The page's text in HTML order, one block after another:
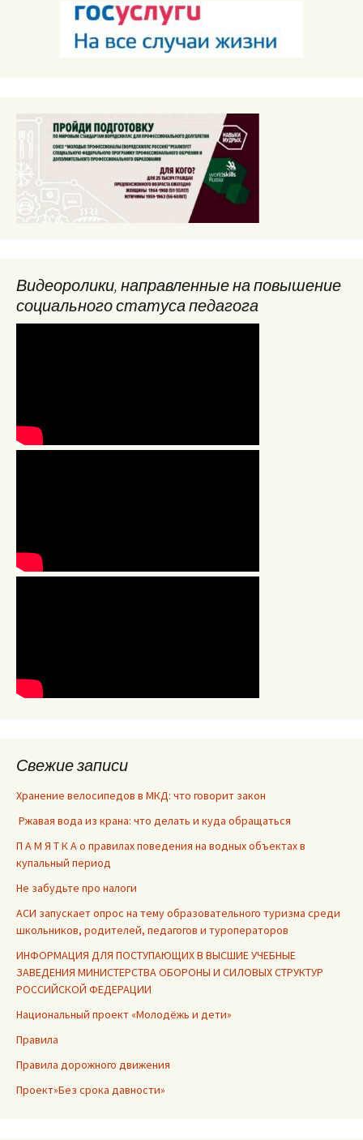
Видеоролики, направленные на повышение
социального статуса педагога
Свежие записи
Хранение велосипедов в МКД: что говорит закон
Ржавая вода из крана: что делать и куда обращаться
П А М Я Т К А о правилах поведения на водных объектах в
купальный период
Не забудьте про налоги
АСИ запускает опрос на тему образовательного туризма среди
школьников, родителей, педагогов и туроператоров
ИНФОРМАЦИЯ ДЛЯ ПОСТУПАЮЩИХ В ВЫСШИЕ УЧЕБНЫЕ
ЗАВЕДЕНИЯ МИНИСТЕРСТВА ОБОРОНЫ И СИЛОВЫХ СТРУКТУР
РОССИЙСКОЙ ФЕДЕРАЦИИ
Национальный проект «Молодёжь и дети»
Правила
Правила дорожного движения
Проект»Без срока давности»